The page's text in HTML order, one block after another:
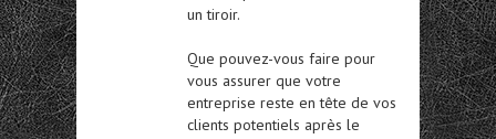
un tiroir.
Que pouvez-vous faire pour
vous assurer que votre
entreprise reste en tête de vos
clients potentiels après le